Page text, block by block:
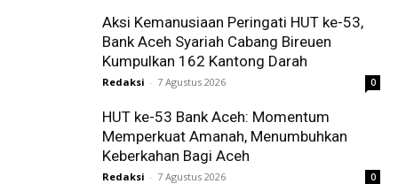
Aksi Kemanusiaan Peringati HUT ke-53,
Bank Aceh Syariah Cabang Bireuen
Kumpulkan 162 Kantong Darah
Redaksi - 7 Agustus 2026 0
HUT ke-53 Bank Aceh: Momentum
Memperkuat Amanah, Menumbuhkan
Keberkahan Bagi Aceh
Redaksi - 7 Agustus 2026 0